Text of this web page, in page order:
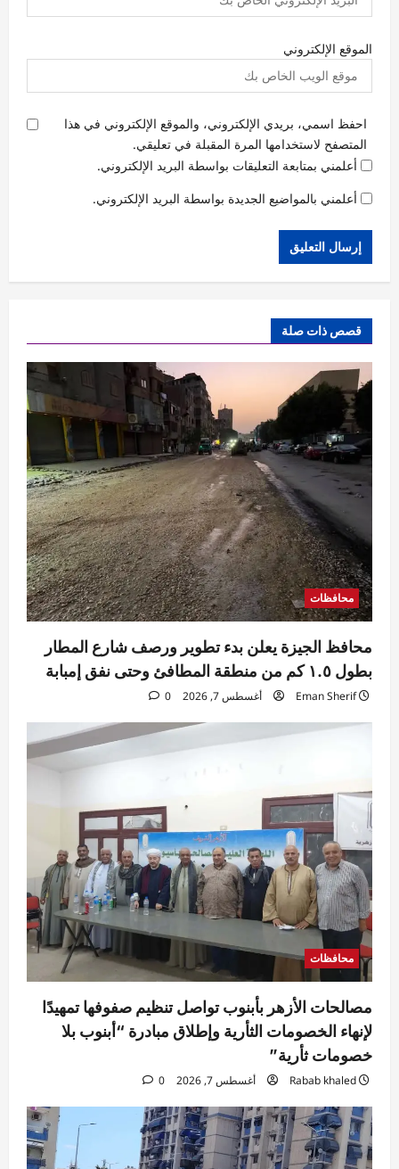
الموقع الإلكتروني
احفظ اسمي، بريدي الإلكتروني، والموقع الإلكتروني في هذا
المتصفح لاستخدامها المرة المقبلة في تعليقي.
أعلمني بمتابعة التعليقات بواسطة البريد الإلكتروني.
أعلمني بالمواضيع الجديدة بواسطة البريد الإلكتروني.
قصص ذات صلة
محافظات
محافظ الجيزة يعلن بدء تطوير ورصف شارع المطار
بطول ١.٥ كم من منطقة المطافئ وحتى نفق إمبابة
Eman Sherif أغسطس 7, 2026 0
محافظات
مصالحات الأزهر بأبنوب تواصل تنظيم صفوفها تمهيدًا
لإنهاء الخصومات الثأرية وإطلاق مبادرة “أبنوب بلا
خصومات ثأرية”
Rabab khaled أغسطس 7, 2026 0